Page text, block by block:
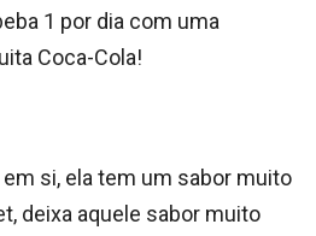
1 por dia com uma
Coca-Cola!
si, ela tem um sabor muito
deixa aquele sabor muito